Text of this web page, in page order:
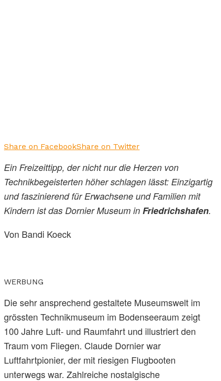
Share on FacebookShare on Twitter
Ein Freizeittipp, der nicht nur die Herzen von
Technikbegeisterten höher schlagen lässt: Einzigartig
und faszinierend für Erwachsene und Familien mit
Kindern ist das Dornier Museum in Friedrichshafen.
Von Bandi Koeck
WERBUNG
Die sehr ansprechend gestaltete Museumswelt im
grössten Technikmuseum im Bodenseeraum zeigt
100 Jahre Luft- und Raumfahrt und illustriert den
Traum vom Fliegen. Claude Dornier war
Luftfahrtpionier, der mit riesigen Flugbooten
unterwegs war. Zahlreiche nostalgische